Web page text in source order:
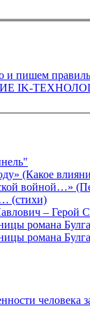
(Какое
войной…»
(стихи)
– Герой
романа
романа
человека